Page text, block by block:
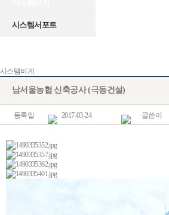
시스템서포트
시스템비계
남서울농협 신축공사 (극동건설)
등록일 2017-03-24 글쓴이